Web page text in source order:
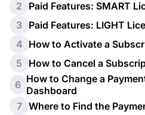
2
Paid Features: SMART
3 Paid Features: LIGHT
4 How to Activate a
5
How to Cancel a
6 How to Change a
Dashboard
7 Where to Find the